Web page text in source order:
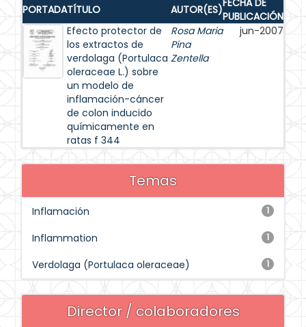
PORTADATÍTULO AUTOR(ES)FECHA DE
PUBLICACIÓN
Efecto protector de
los extractos de
verdolaga (Portulaca
oleraceae L.) sobre
un modelo de
inflamación-cáncer
de colon inducido
químicamente en
ratas f 344
Rosa Maria
Pina
Zentella
jun-2007
Temas
1
Inflamación
1
Inflammation
1
Verdolaga (Portulaca oleraceae)
Director / colaboradores